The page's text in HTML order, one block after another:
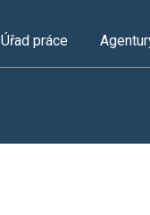
Úřad práce